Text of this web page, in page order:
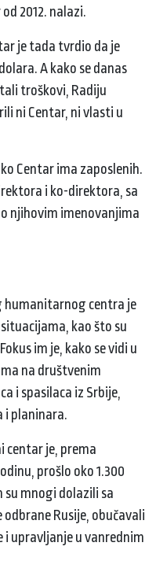
2012. nalazi.
je tada tvrdio da je
A kako se danas
troškovi, Radiju
ni Centar, ni vlasti u
Centar ima zaposlenih.
i ko-direktora, sa
o njihovim imenovanjima
humanitarnog centra je
kao što su
im je, kako se vidi u
na društvenim
i spasilaca iz Srbije,
i planinara.
centar je, prema
prošlo oko 1.300
mnogi dolazili sa
Rusije, obučavali
i upravljanje u vanrednim